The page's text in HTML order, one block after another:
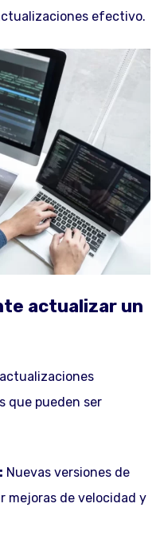
efectivo.
actualizar un
que pueden ser
Nuevas versiones de
mejoras de velocidad y